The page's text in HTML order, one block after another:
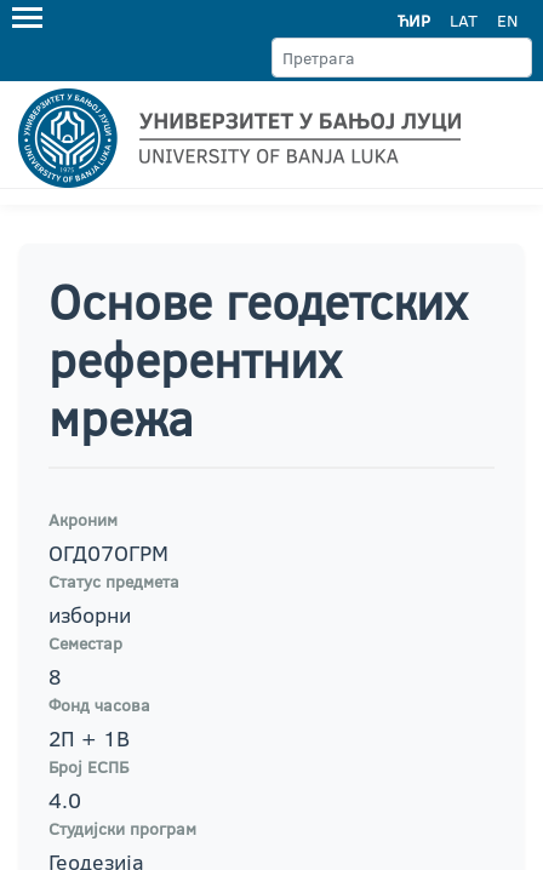
ЋИР LAT EN
Основе геодетских
референтних
мрежа
Акроним
ОГД07ОГРМ
Статус предмета
изборни
Семестар
8
Фонд часова
2П + 1В
Број ЕСПБ
4.0
Студијски програм
Геодезија